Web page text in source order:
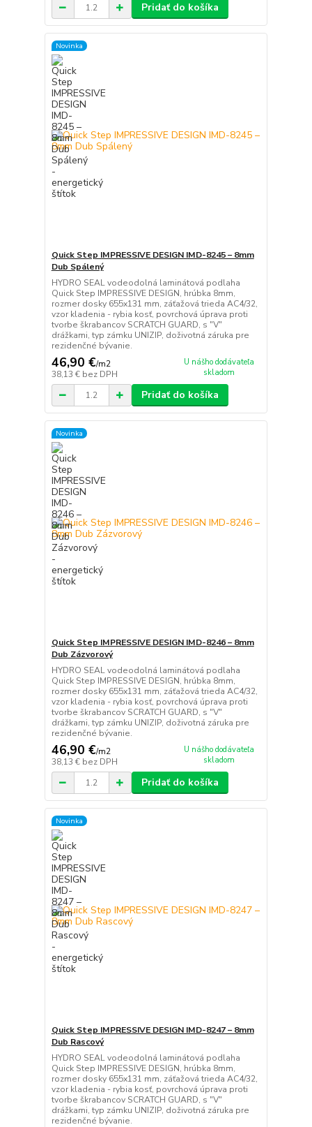
Pridať do košíka
Novinka
Quick Step IMPRESSIVE DESIGN IMD-8245 – 8mm
Dub Spálený
HYDRO SEAL vodeodolná laminátová podlaha
Quick Step IMPRESSIVE DESIGN, hrúbka 8mm,
rozmer dosky 655x131 mm, záťažová trieda AC4/32,
vzor kladenia - rybia kosť, povrchová úprava proti
tvorbe škrabancov SCRATCH GUARD, s "V"
drážkami, typ zámku UNIZIP, doživotná záruka pre
rezidenčné bývanie.
46,90 €/m2
38,13 € bez DPH
U nášho dodávateľa
skladom
Pridať do košíka
Novinka
Quick Step IMPRESSIVE DESIGN IMD-8246 – 8mm
Dub Zázvorový
HYDRO SEAL vodeodolná laminátová podlaha
Quick Step IMPRESSIVE DESIGN, hrúbka 8mm,
rozmer dosky 655x131 mm, záťažová trieda AC4/32,
vzor kladenia - rybia kosť, povrchová úprava proti
tvorbe škrabancov SCRATCH GUARD, s "V"
drážkami, typ zámku UNIZIP, doživotná záruka pre
rezidenčné bývanie.
46,90 €/m2
38,13 € bez DPH
U nášho dodávateľa
skladom
Pridať do košíka
Novinka
Quick Step IMPRESSIVE DESIGN IMD-8247 – 8mm
Dub Rascový
HYDRO SEAL vodeodolná laminátová podlaha
Quick Step IMPRESSIVE DESIGN, hrúbka 8mm,
rozmer dosky 655x131 mm, záťažová trieda AC4/32,
vzor kladenia - rybia kosť, povrchová úprava proti
tvorbe škrabancov SCRATCH GUARD, s "V"
drážkami, typ zámku UNIZIP, doživotná záruka pre
rezidenčné bývanie.